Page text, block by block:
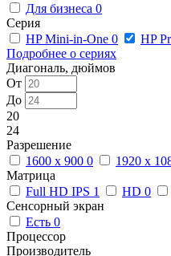
Для бизнеса 0
Серия
HP Mini-in-One 0 HP
Подробнее о сериях
Диагональ, дюймов
От
До
20
24
Разрешение
1600 x 900 0 1920 x
Матрица
Full HD IPS 1 HD 0
Сенсорный экран
Есть 0
Процессор
Производитель